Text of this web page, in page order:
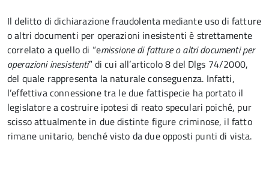
Il delitto di dichiarazione fraudolenta mediante uso di fatture
o altri documenti per operazioni inesistenti è strettamente
correlato a quello di “emissione di fatture o altri documenti per
operazioni inesistenti” di cui all’articolo 8 del Dlgs 74/2000,
del quale rappresenta la naturale conseguenza. Infatti,
l’effettiva connessione tra le due fattispecie ha portato il
legislatore a costruire ipotesi di reato speculari poiché, pur
scisso attualmente in due distinte figure criminose, il fatto
rimane unitario, benché visto da due opposti punti di vista.